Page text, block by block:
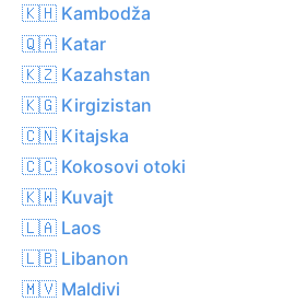
🇰🇭 Kambodža
🇶🇦 Katar
🇰🇿 Kazahstan
🇰🇬 Kirgizistan
🇨🇳 Kitajska
🇨🇨 Kokosovi otoki
🇰🇼 Kuvajt
🇱🇦 Laos
🇱🇧 Libanon
🇲🇻 Maldivi